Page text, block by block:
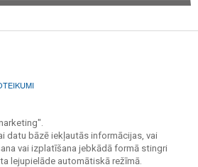
datu bāzē iekļautās informācijas, vai
vai izplatīšana jebkādā formā stingri
lejupielāde automātiskā režīmā.